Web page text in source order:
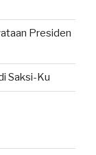
Presiden
Saksi-Ku